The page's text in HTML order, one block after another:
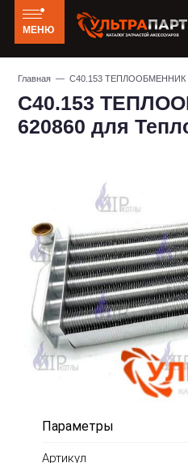
МЕНЮ
Главная — С40.153 ТЕПЛООБМЕННИК
С40.153
620860 для
Параметры
Артикул